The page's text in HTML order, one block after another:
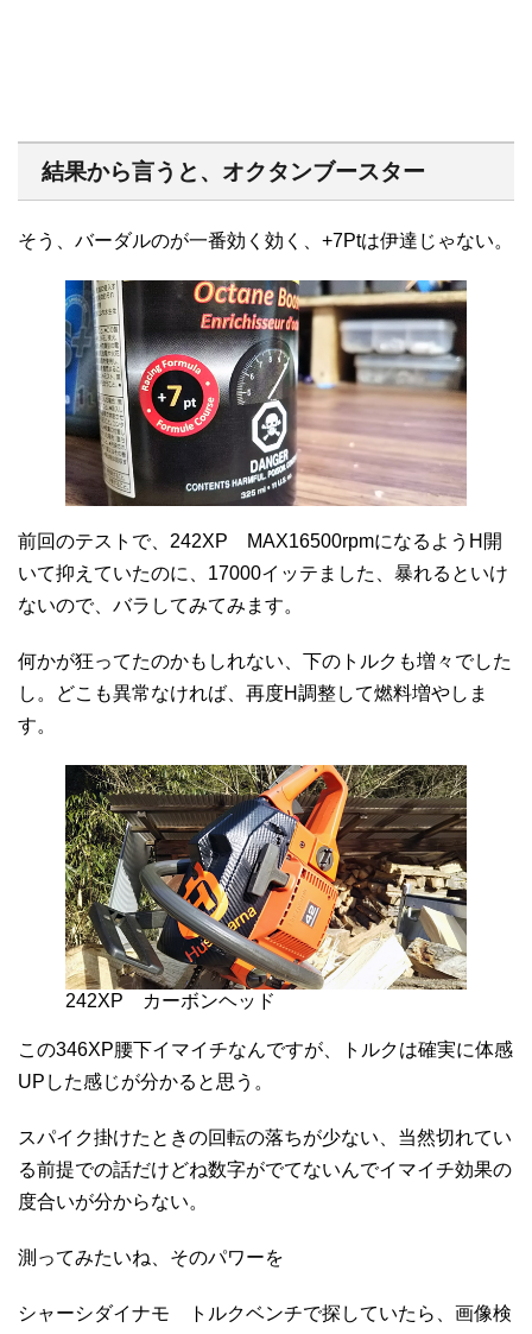
結果から言うと、オクタンブースター
そう、バーダルのが一番効く効く、+7Ptは伊達じゃない。
前回のテストで、242XP MAX16500rpmになるようH開
いて抑えていたのに、17000イッテました、暴れるといけ
ないので、バラしてみてみます。
何かが狂ってたのかもしれない、下のトルクも増々でした
し。どこも異常なければ、再度H調整して燃料増やしま
す。
242XP カーボンヘッド
この346XP腰下イマイチなんですが、トルクは確実に体感
UPした感じが分かると思う。
スパイク掛けたときの回転の落ちが少ない、当然切れてい
る前提での話だけどね数字がでてないんでイマイチ効果の
度合いが分からない。
測ってみたいね、そのパワーを
シャーシダイナモ トルクベンチで探していたら、画像検